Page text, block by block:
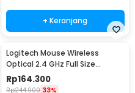
+ Keranjang
Logitech Mouse Wireless
Optical 2.4 GHz Full Size
Ergonomic 1000DPI - M190
Rp164.300
Rp244.900 33%